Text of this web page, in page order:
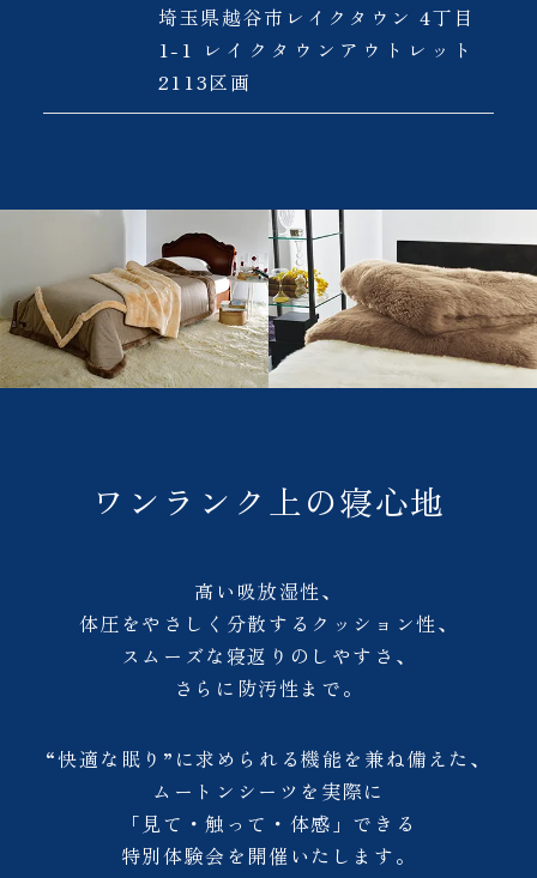
埼玉県越谷市レイクタウン 4丁目
1-1 レイクタウンアウトレット
2113区画
ワンランク上の寝心地
高い吸放湿性、
体圧をやさしく分散するクッション性、
スムーズな寝返りのしやすさ、
さらに防汚性まで。
“快適な眠り”に求められる機能を兼ね備えた、
ムートンシーツを実際に
「見て・触って・体感」できる
特別体験会を開催いたします。